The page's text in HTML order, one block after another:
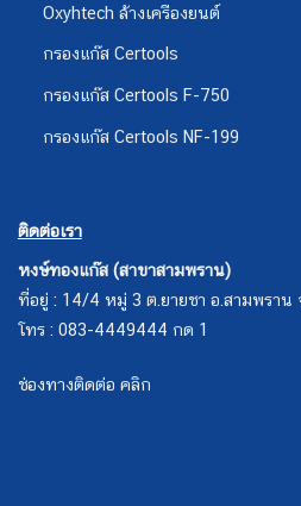
Oxyhtech ล้างเครืองยนต์
กรองแก๊ส Certools
กรองแก๊ส Certools F-750
กรองแก๊ส Certools NF-199
ติดต่อเรา
หงษ์ทองแก๊ส (สาขาสามพราน)
ที่อยู่ : 14/4 หมู่ 3 ต.ยายชา อ.สามพราน
โทร : 083-4449444 กด 1
ช่องทางติดต่อ คลิก